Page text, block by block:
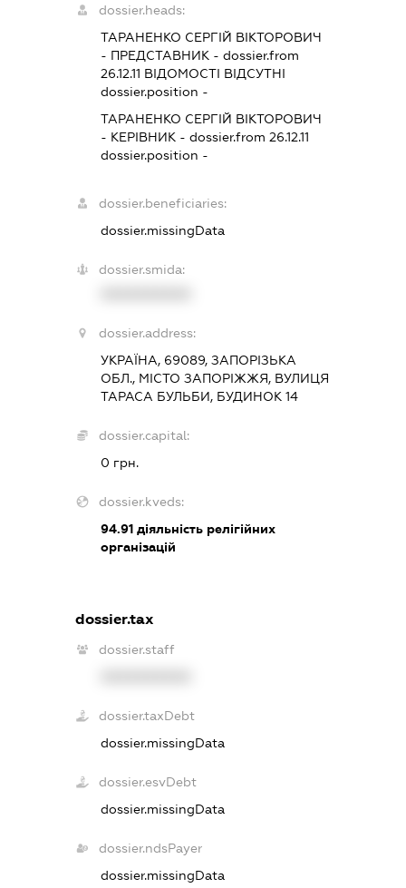
dossier.heads:
ТАРАНЕНКО СЕРГІЙ ВІКТОРОВИЧ
- ПРЕДСТАВНИК - dossier.from
26.12.11 ВІДОМОСТІ ВІДСУТНІ
dossier.position -
ТАРАНЕНКО СЕРГІЙ ВІКТОРОВИЧ
- КЕРІВНИК - dossier.from 26.12.11
dossier.position -
dossier.beneficiaries:
dossier.missingData
dossier.smida:
dossier.address:
УКРАЇНА, 69089, ЗАПОРІЗЬКА
ОБЛ., МІСТО ЗАПОРІЖЖЯ, ВУЛИЦЯ
ТАРАСА БУЛЬБИ, БУДИНОК 14
dossier.capital:
0 грн.
dossier.kveds:
94.91діяльність релігійних
організацій
dossier.tax
dossier.staff
dossier.taxDebt
dossier.missingData
dossier.esvDebt
dossier.missingData
dossier.ndsPayer
dossier.missingData